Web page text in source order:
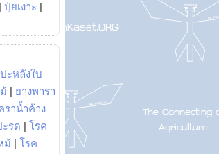
| ปุ๋ยเงาะ |
ะหลังใบ
| ยางพารา
ราน้ำค้าง
รด | โรค
ม้ | โรค